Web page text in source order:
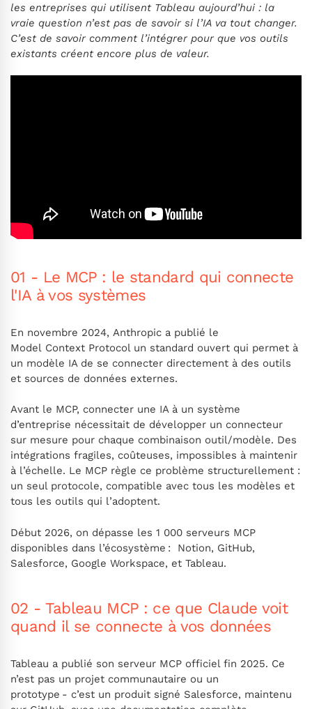
les entreprises qui utilisent Tableau aujourd’hui : la
vraie question n’est pas de savoir si l’IA va tout changer.
C’est de savoir comment l’intégrer pour que vos outils
existants créent encore plus de valeur.
01 - Le MCP : le standard qui connecte
l'IA à vos systèmes
En novembre 2024, Anthropic a publié le
Model Context Protocol un standard ouvert qui permet à
un modèle IA de se connecter directement à des outils
et sources de données externes.
Avant le MCP, connecter une IA à un système
d’entreprise nécessitait de développer un connecteur
sur mesure pour chaque combinaison outil/modèle. Des
intégrations fragiles, coûteuses, impossibles à maintenir
à l’échelle. Le MCP règle ce problème structurellement :
un seul protocole, compatible avec tous les modèles et
tous les outils qui l’adoptent.
Début 2026, on dépasse les 1 000 serveurs MCP
disponibles dans l’écosystème : Notion, GitHub,
Salesforce, Google Workspace, et Tableau.
02 - Tableau MCP : ce que Claude voit
quand il se connecte à vos données
Tableau a publié son serveur MCP officiel fin 2025. Ce
n’est pas un projet communautaire ou un
prototype - c’est un produit signé Salesforce, maintenu